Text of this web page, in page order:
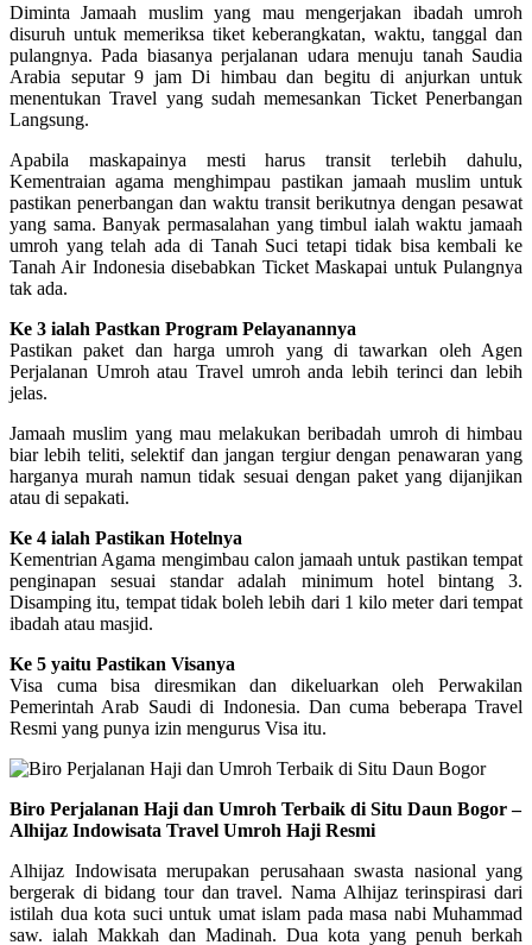
Diminta Jamaah muslim yang mau mengerjakan ibadah umroh
disuruh untuk memeriksa tiket keberangkatan, waktu, tanggal dan
pulangnya. Pada biasanya perjalanan udara menuju tanah Saudia
Arabia seputar 9 jam Di himbau dan begitu di anjurkan untuk
menentukan Travel yang sudah memesankan Ticket Penerbangan
Langsung.
Apabila maskapainya mesti harus transit terlebih dahulu,
Kementraian agama menghimpau pastikan jamaah muslim untuk
pastikan penerbangan dan waktu transit berikutnya dengan pesawat
yang sama. Banyak permasalahan yang timbul ialah waktu jamaah
umroh yang telah ada di Tanah Suci tetapi tidak bisa kembali ke
Tanah Air Indonesia disebabkan Ticket Maskapai untuk Pulangnya
tak ada.
Ke 3 ialah Pastkan Program Pelayanannya
Pastikan paket dan harga umroh yang di tawarkan oleh Agen
Perjalanan Umroh atau Travel umroh anda lebih terinci dan lebih
jelas.
Jamaah muslim yang mau melakukan beribadah umroh di himbau
biar lebih teliti, selektif dan jangan tergiur dengan penawaran yang
harganya murah namun tidak sesuai dengan paket yang dijanjikan
atau di sepakati.
Ke 4 ialah Pastikan Hotelnya
Kementrian Agama mengimbau calon jamaah untuk pastikan tempat
penginapan sesuai standar adalah minimum hotel bintang 3.
Disamping itu, tempat tidak boleh lebih dari 1 kilo meter dari tempat
ibadah atau masjid.
Ke 5 yaitu Pastikan Visanya
Visa cuma bisa diresmikan dan dikeluarkan oleh Perwakilan
Pemerintah Arab Saudi di Indonesia. Dan cuma beberapa Travel
Resmi yang punya izin mengurus Visa itu.
Biro Perjalanan Haji dan Umroh Terbaik di Situ Daun Bogor –
Alhijaz Indowisata Travel Umroh Haji Resmi
Alhijaz Indowisata merupakan perusahaan swasta nasional yang
bergerak di bidang tour dan travel. Nama Alhijaz terinspirasi dari
istilah dua kota suci untuk umat islam pada masa nabi Muhammad
saw. ialah Makkah dan Madinah. Dua kota yang penuh berkah